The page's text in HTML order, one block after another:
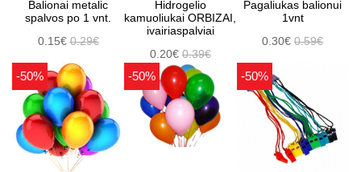
Balionai metalic
spalvos po 1 vnt.
0.15€0.29€
Hidrogelio
kamuoliukai ORBIZAI,
ivairiaspalviai
0.20€ 0.39€
Pagaliukas balionui
1vnt
0.30€0.59€
-50% -50% -50%